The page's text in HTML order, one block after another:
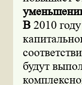
В 2010
будут